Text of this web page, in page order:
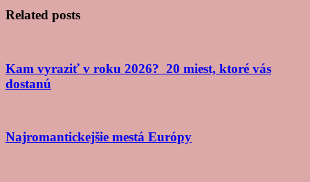
Related posts
Kam vyraziť v roku 2026? 20 miest, ktoré vás
dostanú
Najromantickejšie mestá Európy